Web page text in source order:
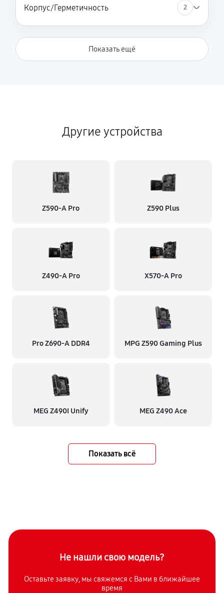
Корпус/Герметичность 2
Показать ещё
Другие устройства
Z590-A Pro Z590 Plus
Z490-A Pro X570-A Pro
Pro Z690-A DDR4 MPG Z590 Gaming Plus
MEG Z490I Unify MEG Z490 Ace
Показать всё
Не нашли свою модель?
Оставьте заявку, мы свяжемся с Вами в ближайшее
время